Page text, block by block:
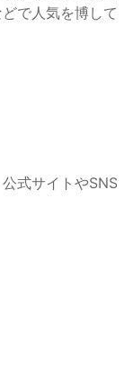
で人気を博して
式サイトやSNS